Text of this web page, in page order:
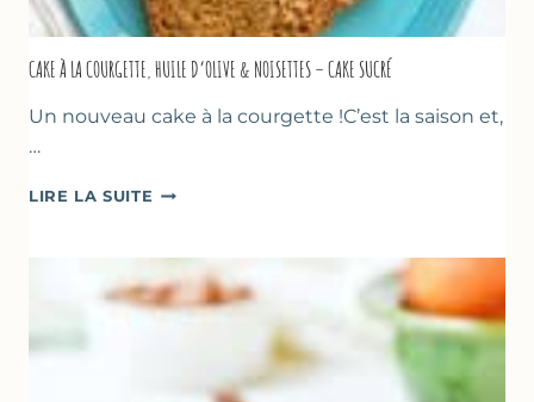
CAKE À LA COURGETTE, HUILE D’OLIVE & NOISETTES – CAKE SUCRÉ
Un nouveau cake à la courgette !C’est la saison et,
…
LIRE LA SUITE CAKE
COURGETTE,
HUILE
D’OLIVE